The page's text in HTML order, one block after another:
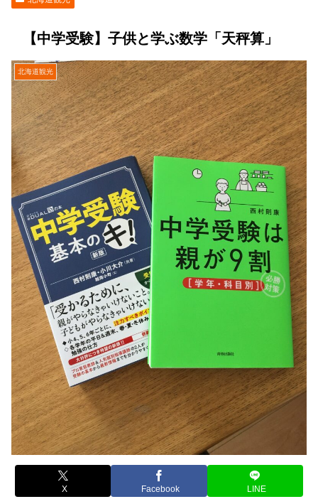
【中学受験】子供と学ぶ数学「天秤算」
北海道観光
X Facebook LINE